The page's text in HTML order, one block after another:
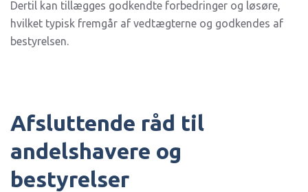
Dertil kan tillægges godkendte forbedringer og løsøre,
hvilket typisk fremgår af vedtægterne og godkendes af
bestyrelsen.
Afsluttende råd til
andelshavere og
bestyrelser